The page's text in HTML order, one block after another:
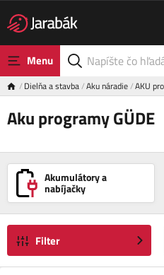
Menu
Dielňa a stavba Aku náradie AKU
Aku programy GÜDE
Akumulátory a
nabíjačky
Filter